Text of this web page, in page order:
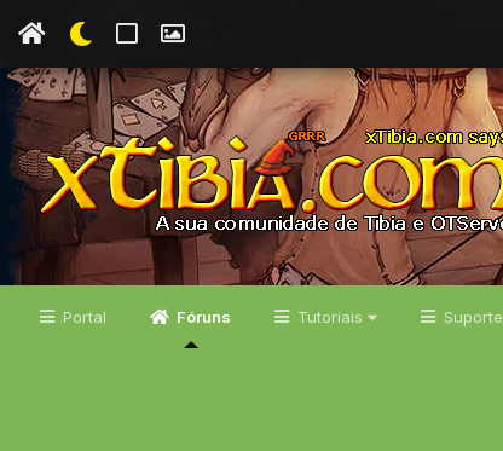
Portal Fóruns Tutoriais Suporte